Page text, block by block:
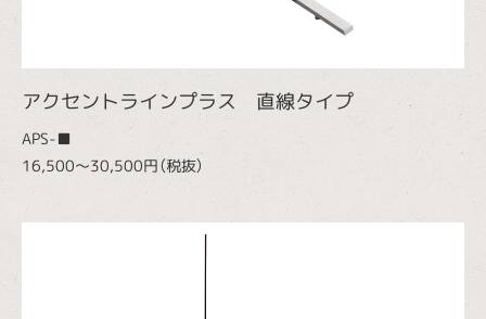
アクセントラインプラス 直線タイプ
APS-■
16,500～30,500円（税抜）